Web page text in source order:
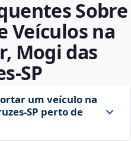
Sobre
Veículos na
Mogi das
um veículo na
perto de